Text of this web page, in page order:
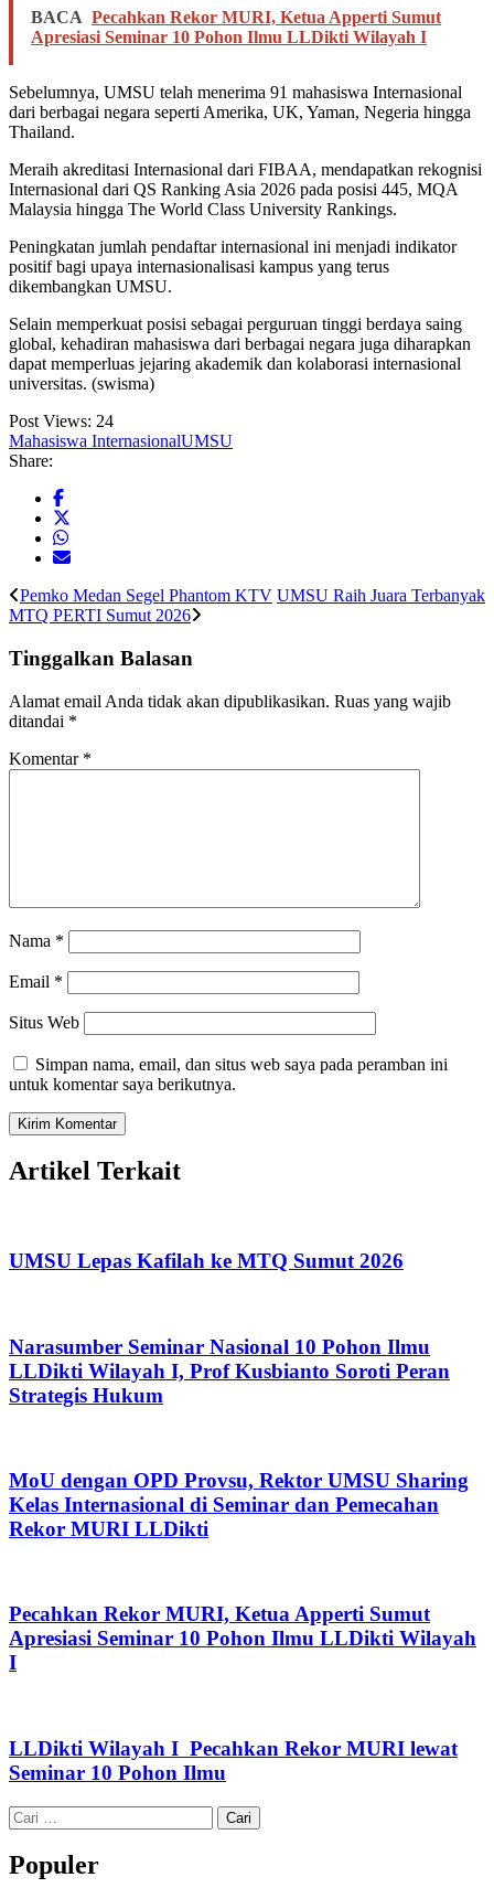
BACA Pecahkan Rekor MURI, Ketua Apperti Sumut
Apresiasi Seminar 10 Pohon Ilmu LLDikti Wilayah I
Sebelumnya, UMSU telah menerima 91 mahasiswa Internasional
dari berbagai negara seperti Amerika, UK, Yaman, Negeria hingga
Thailand.
Meraih akreditasi Internasional dari FIBAA, mendapatkan rekognisi
Internasional dari QS Ranking Asia 2026 pada posisi 445, MQA
Malaysia hingga The World Class University Rankings.
Peningkatan jumlah pendaftar internasional ini menjadi indikator
positif bagi upaya internasionalisasi kampus yang terus
dikembangkan UMSU.
Selain memperkuat posisi sebagai perguruan tinggi berdaya saing
global, kehadiran mahasiswa dari berbagai negara juga diharapkan
dapat memperluas jejaring akademik dan kolaborasi internasional
universitas. (swisma)
Post Views: 24
Mahasiswa InternasionalUMSU
Share:
Pemko Medan Segel Phantom KTV UMSU Raih Juara Terbanyak
MTQ PERTI Sumut 2026
Tinggalkan Balasan
Alamat email Anda tidak akan dipublikasikan. Ruas yang wajib
ditandai *
Komentar *
Nama *
Email *
Situs Web
Simpan nama, email, dan situs web saya pada peramban ini
untuk komentar saya berikutnya.
Artikel Terkait
UMSU Lepas Kafilah ke MTQ Sumut 2026
Narasumber Seminar Nasional 10 Pohon Ilmu
LLDikti Wilayah I, Prof Kusbianto Soroti Peran
Strategis Hukum
MoU dengan OPD Provsu, Rektor UMSU Sharing
Kelas Internasional di Seminar dan Pemecahan
Rekor MURI LLDikti
Pecahkan Rekor MURI, Ketua Apperti Sumut
Apresiasi Seminar 10 Pohon Ilmu LLDikti Wilayah
I
LLDikti Wilayah I Pecahkan Rekor MURI lewat
Seminar 10 Pohon Ilmu
Cari
untuk:
Populer